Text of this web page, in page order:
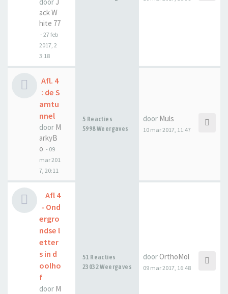
ack W
hite 77
- 27 feb
2017, 2
3:18
Afl. 4
: de S
amtu
nnel
door M
arkyB
o - 09
mar 201
7, 20:11
5 Reacties
5998 Weergaves
door Muls
10 mar 2017, 11:47
Afl 4
- Ond
ergro
ndse l
etter
s in d
oolho
f
door M
51 Reacties
23032 Weergaves
doorOrthoMol
09 mar 2017, 16:48